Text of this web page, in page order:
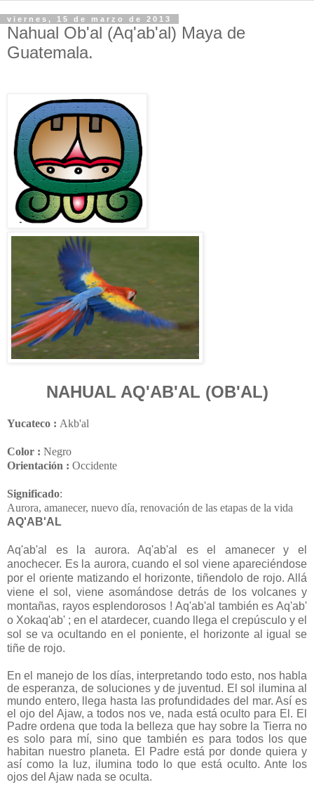
viernes, 15 de marzo de 2013
Nahual Ob'al (Aq'ab'al) Maya de
Guatemala.
NAHUAL AQ'AB'AL (OB'AL)
Yucateco : Akb'al
Color : Negro
Orientación : Occidente
Significado:
Aurora, amanecer, nuevo día, renovación de las etapas de la vida
AQ'AB'AL
Aq'ab'al es la aurora. Aq'ab'al es el amanecer y el
anochecer. Es la aurora, cuando el sol viene apareciéndose
por el oriente matizando el horizonte, tiñendolo de rojo. Allá
viene el sol, viene asomándose detrás de los volcanes y
montañas, rayos esplendorosos ! Aq'ab'al también es Aq'ab'
o Xokaq'ab' ; en el atardecer, cuando llega el crepúsculo y el
sol se va ocultando en el poniente, el horizonte al igual se
tiñe de rojo.
En el manejo de los días, interpretando todo esto, nos habla
de esperanza, de soluciones y de juventud. El sol ilumina al
mundo entero, llega hasta las profundidades del mar. Así es
el ojo del Ajaw, a todos nos ve, nada está oculto para El. El
Padre ordena que toda la belleza que hay sobre la Tierra no
es solo para mí, sino que también es para todos los que
habitan nuestro planeta. El Padre está por donde quiera y
así como la luz, ilumina todo lo que está oculto. Ante los
ojos del Ajaw nada se oculta.